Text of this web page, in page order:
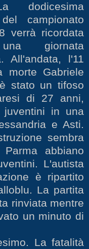
dodicesima
campionato
verrà ricordata
giornata
All'andata, l'11
morte Gabriele
stato un tifoso
di 27 anni,
in una
e Asti.
sembra
abbiano
L'autista
è ripartito
La partita
rinviata mentre
un minuto di
La fatalità